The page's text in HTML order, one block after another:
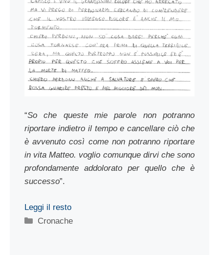
“So che queste mie parole non potranno
riportare indietro il tempo e cancellare ciò che
è avvenuto così come non potranno riportare
in vita Matteo. voglio comunque dirvi che sono
profondamente addolorato per quello che è
successo”.
Leggi il resto
Categorie
Cronache